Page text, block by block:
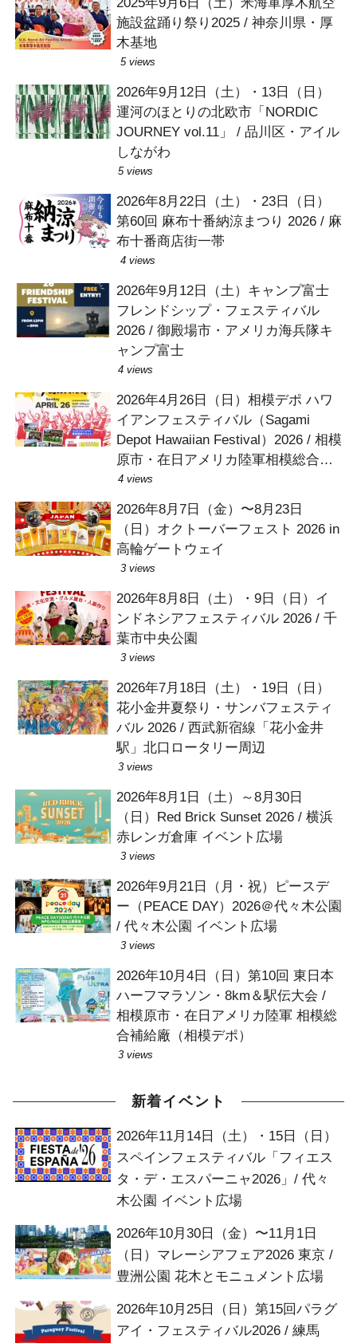
2025年9月6日（土）米海軍厚木航空
施設盆踊り祭り2025 / 神奈川県・厚
木基地
5 views
2026年9月12日（土）・13日（日）
運河のほとりの北欧市「NORDIC
JOURNEY vol.11」 / 品川区・アイル
しながわ
5 views
2026年8月22日（土）・23日（日）
第60回 麻布十番納涼まつり 2026 / 麻
布十番商店街一帯
4 views
2026年9月12日（土）キャンプ富士
フレンドシップ・フェスティバル
2026 / 御殿場市・アメリカ海兵隊キ
ャンプ富士
4 views
2026年4月26日（日）相模デポ ハワ
イアンフェスティバル（Sagami
Depot Hawaiian Festival）2026 / 相模
原市・在日アメリカ陸軍相模総合補
給廠（Sagami Depot）
4 views
2026年8月7日（金）〜8月23日
（日）オクトーバーフェスト 2026 in
高輪ゲートウェイ
3 views
2026年8月8日（土）・9日（日）イ
ンドネシアフェスティバル 2026 / 千
葉市中央公園
3 views
2026年7月18日（土）・19日（日）
花小金井夏祭り・サンバフェスティ
バル 2026 / 西武新宿線「花小金井
駅」北口ロータリー周辺
3 views
2026年8月1日（土）～8月30日
（日）Red Brick Sunset 2026 / 横浜
赤レンガ倉庫 イベント広場
3 views
2026年9月21日（月・祝）ピースデ
ー（PEACE DAY）2026＠代々木公園
/ 代々木公園 イベント広場
3 views
2026年10月4日（日）第10回 東日本
ハーフマラソン・8km＆駅伝大会 /
相模原市・在日アメリカ陸軍 相模総
合補給廠（相模デポ）
3 views
新着イベント
2026年11月14日（土）・15日（日）
スペインフェスティバル「フィエス
タ・デ・エスパーニャ2026」/ 代々
木公園 イベント広場
2026年10月30日（金）〜11月1日
（日）マレーシアフェア2026 東京 /
豊洲公園 花木とモニュメント広場
2026年10月25日（日）第15回パラグ
アイ・フェスティバル2026 / 練馬